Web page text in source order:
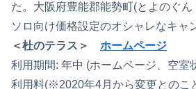
た。大阪府豊能郡能勢町(とよのぐ
ソロ向け価格設定のオシャレなキャ
＜杜のテラス＞ ホームページ
利用期間: 年中 (ホームページ、空室
利用料(※2020年4月から変更とのこ